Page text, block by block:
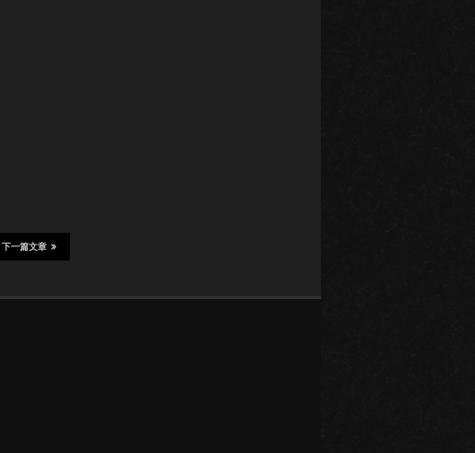
下一篇文章